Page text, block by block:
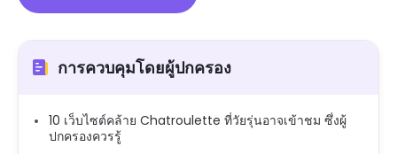
การควบคุมโดยผู้ปกครอง
10 เว็บไซต์คล้าย Chatroulette ที่วัยรุ่นอาจเข้าชม ซึ่งผู้
ปกครองควรรู้